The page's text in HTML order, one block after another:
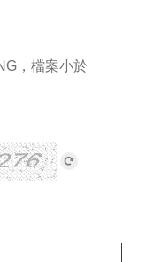
，檔案小於